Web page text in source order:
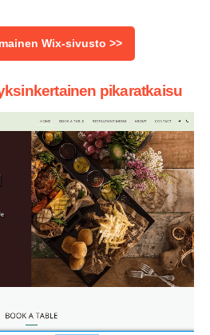
Wix-sivusto >>
pikaratkaisu